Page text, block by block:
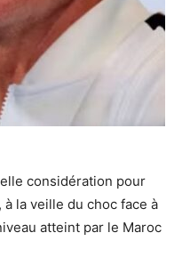
considération pour
la veille du choc face à
atteint par le Maroc